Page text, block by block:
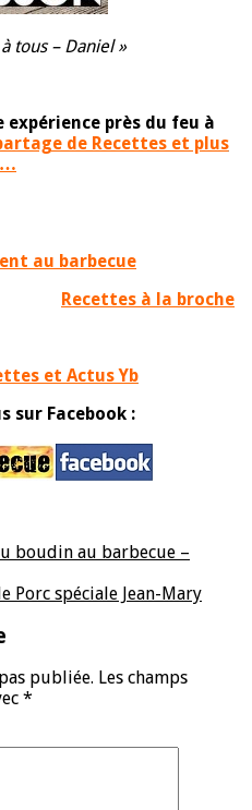
tous – Daniel »
près du feu à
de Recettes et plus
…
au barbecue
Recettes à la broche
et Actus Yb
sur Facebook :
boudin au barbecue –
Porc spéciale Jean-Mary
publiée. Les champs
*